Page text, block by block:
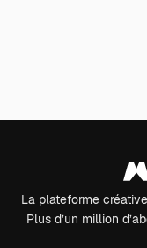
La plateforme
Plus d’un million